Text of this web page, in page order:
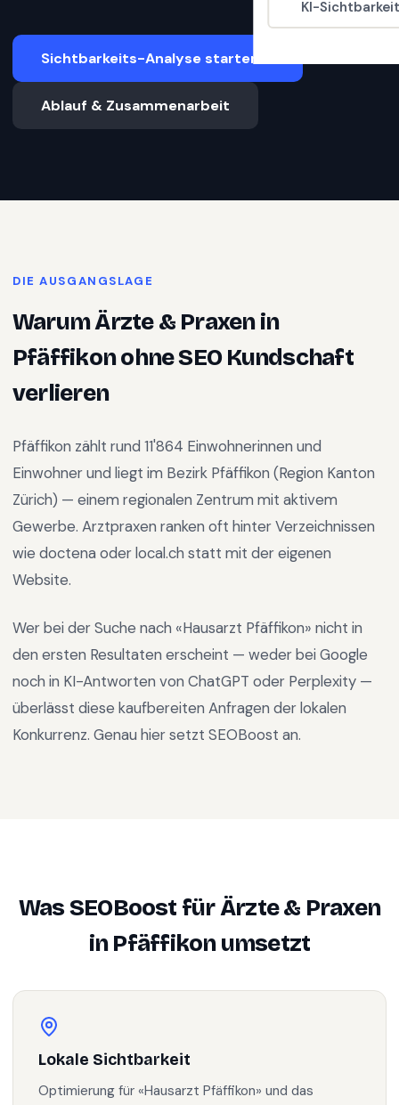
KI-
Sichtbarkeits-Analyse starten
Ablauf & Zusammenarbeit
DIE AUSGANGSLAGE
WarumÄrzte & Praxenin
Pfäffikonohne SEO Kundschaft
verlieren
Pfäffikon zählt rund 11'864 Einwohnerinnen und
Einwohner und liegt im Bezirk Pfäffikon (Region Kanton
Zürich) — einem regionalen Zentrum mit aktivem
Gewerbe. Arztpraxen ranken oft hinter Verzeichnissen
wie doctena oder local.ch statt mit der eigenen
Website.
Wer bei der Suche nach «Hausarzt Pfäffikon» nicht in
den ersten Resultaten erscheint — weder bei Google
noch in KI-Antworten von ChatGPT oder Perplexity —
überlässt diese kaufbereiten Anfragen der lokalen
Konkurrenz. Genau hier setzt SEOBoost an.
Was SEOBoost fürÄrzte & Praxen
inPfäffikonumsetzt
Lokale Sichtbarkeit
Optimierung für «Hausarzt Pfäffikon» und das